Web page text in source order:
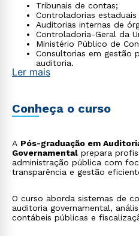
Tribunais de contas;
Controladorias estaduais
Auditorias internas de
Controladoria-Geral da
Ministério Público de
Consultorias em gestão
auditoria.
Ler mais
Conheça o curso
A Pós-graduação em
Governamental prepara
administração pública com
transparência e gestão
O curso aborda sistemas de
auditoria governamental,
contábeis públicas e